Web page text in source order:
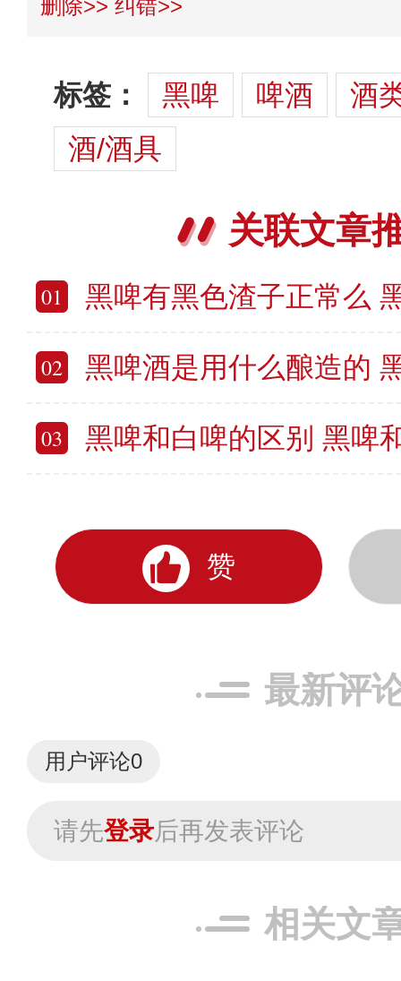
删除>> 纠错>>
标签： 黑啤 啤酒
酒
酒/酒具
关联文章
01 黑啤有黑色渣子正常么
02 黑啤酒是用什么酿造的 黑啤
03 黑啤和白啤的区别 黑啤
赞
最新评
用户评论0
请先登录后再发表评论
相关文